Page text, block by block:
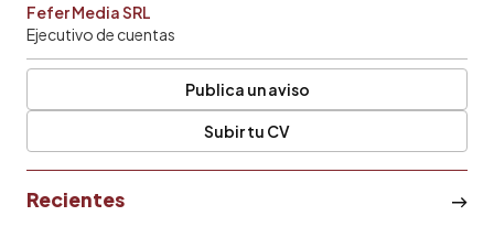
Fefer Media SRL
Ejecutivo de cuentas
Publica un aviso
Subir tu CV
Recientes